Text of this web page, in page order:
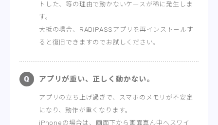
トした、等の理由で動かないケースが稀に発生しま
す。
大抵の場合、RADIPASSアプリを再インストールす
ると復旧できますのでお試しください。
アプリが重い、正しく動かない。
アプリの立ち上げ過ぎで、スマホのメモリが不安定
になり、動作が重くなります。
iPhoneの場合は、画面下から画面真ん中へスワイ